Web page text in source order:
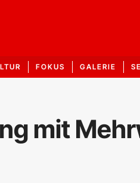
FOKUS GALERIE
mit